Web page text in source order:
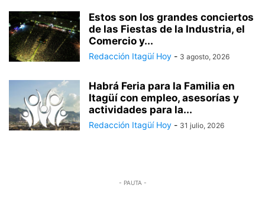
Estos son los grandes conciertos
de las Fiestas de la Industria, el
Comercio y...
Redacción Itagüí Hoy - 3 agosto, 2026
Habrá Feria para la Familia en
Itagüí con empleo, asesorías y
actividades para la...
Redacción Itagüí Hoy - 31 julio, 2026
- PAUTA -